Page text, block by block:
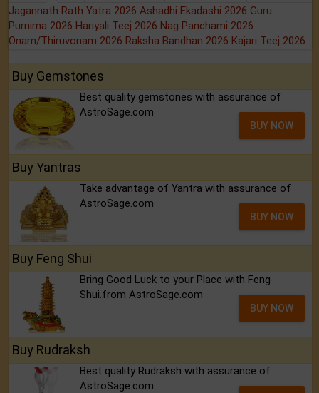
Jagannath Rath Yatra 2026 Ashadhi Ekadashi 2026 Guru
Purnima 2026 Hariyali Teej 2026 Nag Panchami 2026
Onam/Thiruvonam 2026 Raksha Bandhan 2026 Kajari Teej 2026
Buy Gemstones
Best quality gemstones with assurance of
AstroSage.com
BUY NOW
Buy Yantras
Take advantage of Yantra with assurance of
AstroSage.com
BUY NOW
Buy Feng Shui
Bring Good Luck to your Place with Feng
Shui.from AstroSage.com
BUY NOW
Buy Rudraksh
Best quality Rudraksh with assurance of
AstroSage.com